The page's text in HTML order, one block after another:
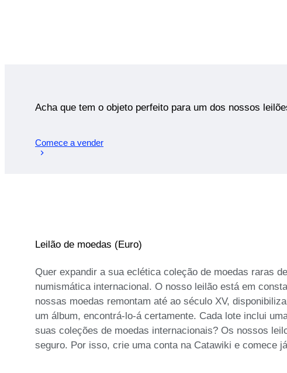
Acha que tem o objeto perfeito para um dos nossos
Comece a vender
Leilão de moedas (Euro)
Quer expandir a sua eclética coleção de moedas raras
numismática internacional. O nosso leilão está em
nossas moedas remontam até ao século XV,
um álbum, encontrá-lo-á certamente. Cada lote inclui
suas coleções de moedas internacionais? Os nossos
seguro. Por isso, crie uma conta na Catawiki e comece